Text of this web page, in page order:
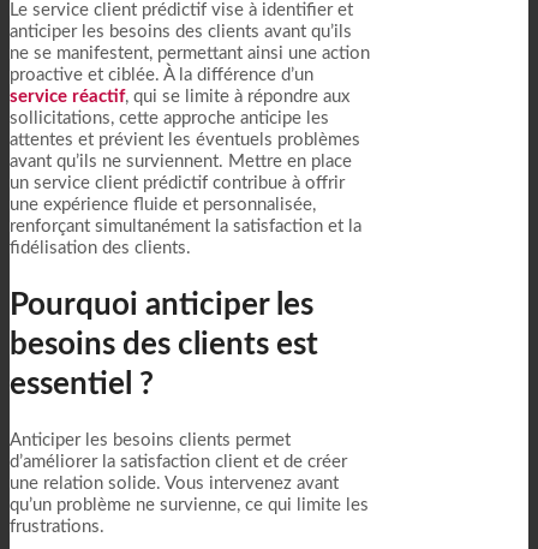
Le service client prédictif vise à identifier et
anticiper les besoins des clients avant qu’ils
ne se manifestent, permettant ainsi une action
proactive et ciblée. À la différence d’un
service réactif, qui se limite à répondre aux
sollicitations, cette approche anticipe les
attentes et prévient les éventuels problèmes
avant qu’ils ne surviennent. Mettre en place
un service client prédictif contribue à offrir
une expérience fluide et personnalisée,
renforçant simultanément la satisfaction et la
fidélisation des clients.
Pourquoi anticiper les
besoins des clients est
essentiel ?
Anticiper les besoins clients permet
d’améliorer la satisfaction client et de créer
une relation solide. Vous intervenez avant
qu’un problème ne survienne, ce qui limite les
frustrations.